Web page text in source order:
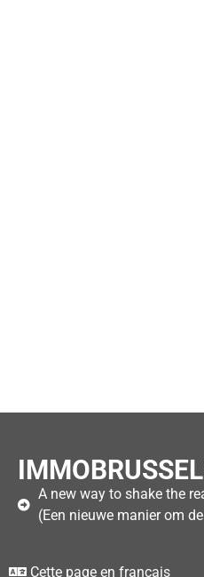
A new way to shake the
(Een nieuwe manier om
Cette page en français